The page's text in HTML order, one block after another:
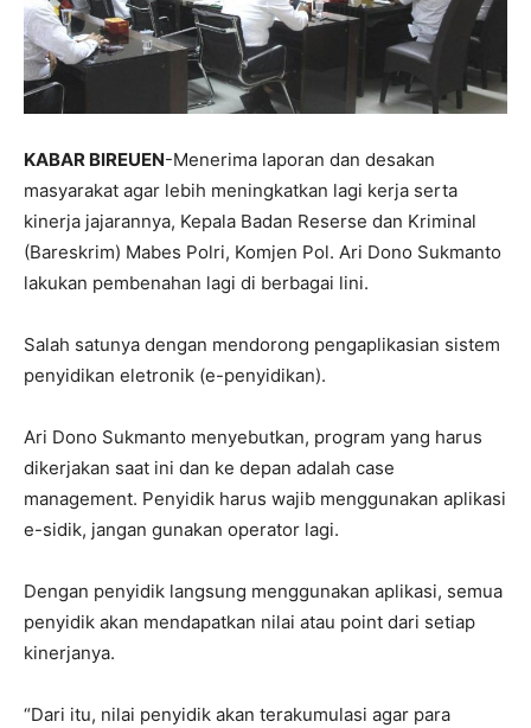
KABAR BIREUEN-Menerima laporan dan desakan
masyarakat agar lebih meningkatkan lagi kerja serta
kinerja jajarannya, Kepala Badan Reserse dan Kriminal
(Bareskrim) Mabes Polri, Komjen Pol. Ari Dono Sukmanto
lakukan pembenahan lagi di berbagai lini.
Salah satunya dengan mendorong pengaplikasian sistem
penyidikan eletronik (e-penyidikan).
Ari Dono Sukmanto menyebutkan, program yang harus
dikerjakan saat ini dan ke depan adalah case
management. Penyidik harus wajib menggunakan aplikasi
e-sidik, jangan gunakan operator lagi.
Dengan penyidik langsung menggunakan aplikasi, semua
penyidik akan mendapatkan nilai atau point dari setiap
kinerjanya.
“Dari itu, nilai penyidik akan terakumulasi agar para